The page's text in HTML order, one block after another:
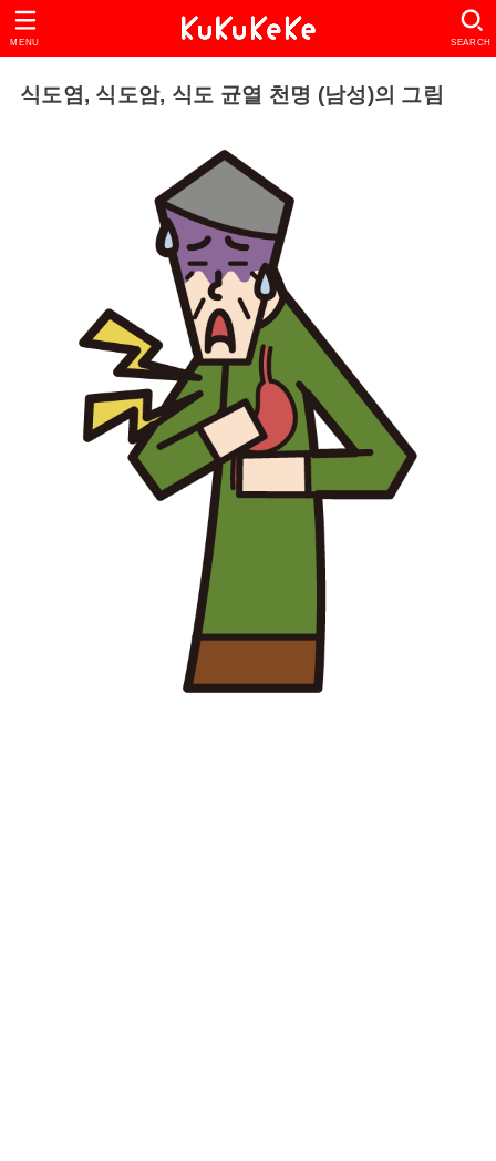
SEARCH
MENU
식도염, 식도암, 식도 균열 천명 (남성)의 그림